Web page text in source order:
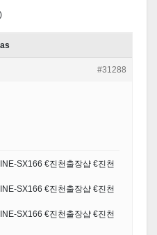
#31288
SX166 €진천출장샵 €진천
SX166 €진천출장샵 €진천
SX166 €진천출장샵 €진천